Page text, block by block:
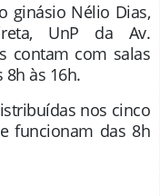
ginásio Nélio Dias,
UnP da Av.
contam com salas
8h às 16h.
nos cinco
funcionam das 8h